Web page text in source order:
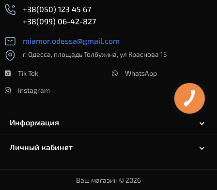
+38(050) 123 45 67
+38(099) 06-42-827
miamor.odessa@gmail.com
г. Одесса, площадь Толбухина, ул Краснова 15
Tik Tok
Instagram
WhatsApp
Информация
Личный кабинет
Ваш магазин © 2026